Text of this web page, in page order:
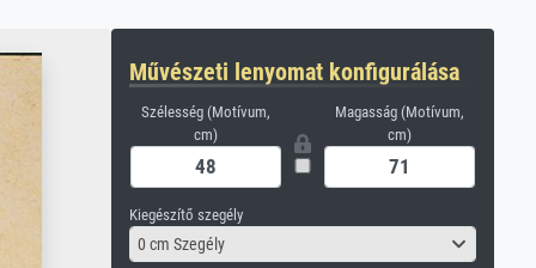
Művészeti lenyomat konfigurálása
Szélesség (Motívum,
cm)
Magasság (Motívum,
cm)
Kiegészítő szegély
0 cm Szegély